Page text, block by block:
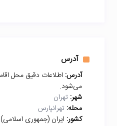
آدرس
آدرس: اطلاعات دقیق محل
می‌شود.
شهر: تهران
محله: تهرانپارس
کشور: ایران (جمهوری اسلامی)